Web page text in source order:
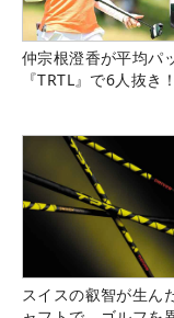
仲宗根澄香が平均パ
『TRTL』で6人抜き！
スイスの叡智が生ん